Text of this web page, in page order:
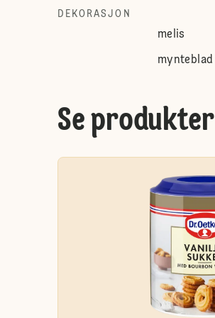
DEKORASJON
melis
mynteblad
Se produkter